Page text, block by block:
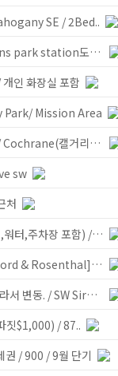
SE / 2Bed..
[렌트] 룸렌트 / 여자 / 800 / NW.LIons park station도보 /..
인 화장실 포함
Park/ Mission Area
[렌트] 민박 / 남녀 / 가격(문의요망) / Cochrane(캘거리에서 밴프..
sw
처
[렌트] 전체렌트 / 남녀 / $1450(히터,워터,주차장 포함) / 2..
[렌트테이크오버]Edmonton / Secord & Rosenthal] 2019년 타운하우..
[렌트] 룸렌트 / 남녀 / 계약기간에 따라서 변동. / SW Sirocco ..
짓$1,000) / 87..
권 / 900 / 9월 단기